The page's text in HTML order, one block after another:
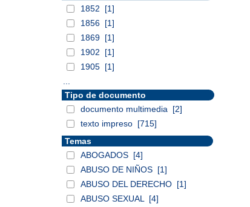
1852
[1]
1856 [1]
1869 [1]
1902
[1]
1905 [1]
Tipo de documento
documento multimedia
[2]
texto impreso [715]
Temas
ABOGADOS [4]
ABUSO DE NIÑOS [1]
ABUSO DEL DERECHO [1]
ABUSO SEXUAL
[4]